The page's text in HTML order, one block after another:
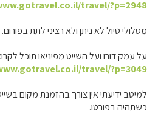
travel/?p=2948
מסלולי טיול לא ניתן ולא רציני לתת בפורום.
על עמק דורו ועל השייט מפיניאו תוכל
travel/?p=3049
למיטב ידיעתי אין צורך בהזמנת מקום
כשתהיה בפורטו.